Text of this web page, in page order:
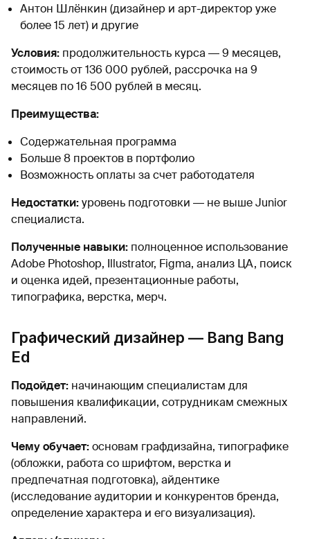
Антон Шлёнкин (дизайнер и арт-директор уже
более 15 лет) и другие
Условия: продолжительность курса ― 9 месяцев,
стоимость от 136 000 рублей, рассрочка на 9
месяцев по 16 500 рублей в месяц.
Преимущества:
Содержательная программа
Больше 8 проектов в портфолио
Возможность оплаты за счет работодателя
Недостатки:уровень подготовки ― не выше Junior
специалиста.
Полученные навыки: полноценное использование
Adobe Photoshop, Illustrator, Figma, анализ ЦА, поиск
и оценка идей, презентационные работы,
типографика, верстка, мерч.
Графический дизайнер — Bang Bang
Ed
Подойдет: начинающим специалистам для
повышения квалификации, сотрудникам смежных
направлений.
Чему обучает:основам графдизайна, типографике
(обложки, работа со шрифтом, верстка и
предпечатная подготовка), айдентике
(исследование аудитории и конкурентов бренда,
определение характера и его визуализация).